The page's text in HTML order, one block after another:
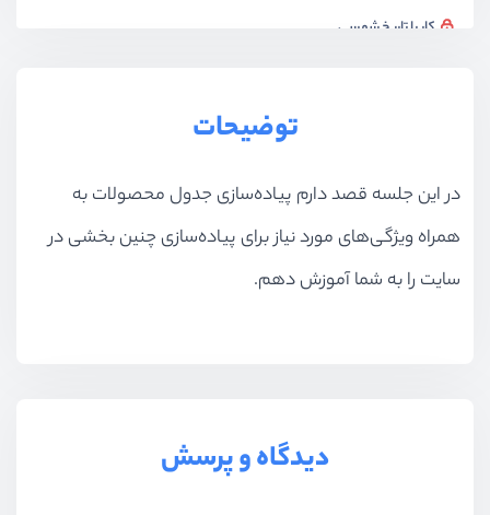
کار با تاریخ شمسی
جستجو در روابط
جدول دسته‌بندی‌ها
توضیحات
در این جلسه قصد دارم پیاده‌سازی جدول محصولات به
همراه ویژگی‌های مورد نیاز برای پیاده‌سازی چنین بخشی در
سایت را به شما آموزش دهم.
دیدگاه و پرسش